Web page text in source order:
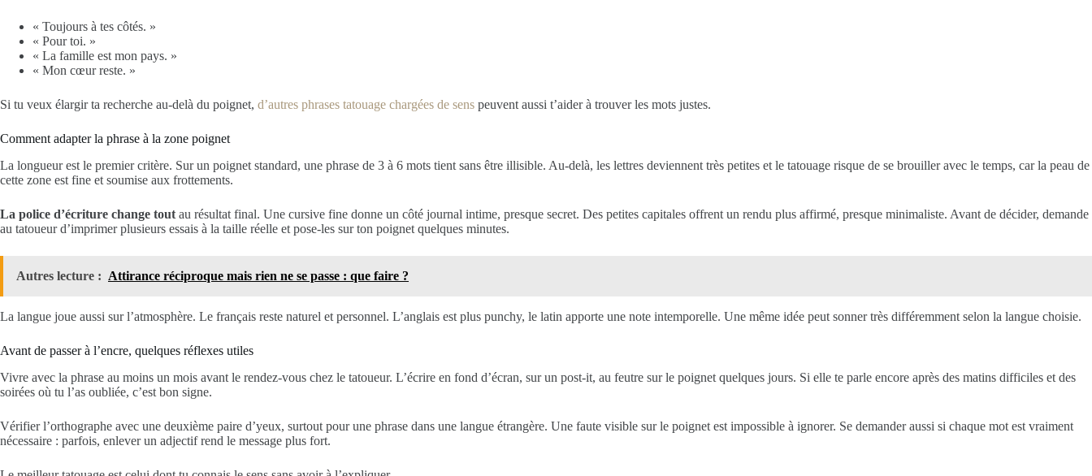
« Toujours à tes côtés. »
« Pour toi. »
« La famille est mon pays. »
« Mon cœur reste. »
Si tu veux élargir ta recherche au-delà du poignet, d’autres phrases tatouage chargées de sens peuvent aussi t’aider à trouver les mots justes.
Comment adapter la phrase à la zone poignet
La longueur est le premier critère. Sur un poignet standard, une phrase de 3 à 6 mots tient sans être illisible. Au-delà, les lettres deviennent très petites et le tatouage risque de se brouiller avec le temps, car la peau de
cette zone est fine et soumise aux frottements.
La police d’écriture change tout au résultat final. Une cursive fine donne un côté journal intime, presque secret. Des petites capitales offrent un rendu plus affirmé, presque minimaliste. Avant de décider, demande
au tatoueur d’imprimer plusieurs essais à la taille réelle et pose-les sur ton poignet quelques minutes.
Autres lecture : Attirance réciproque mais rien ne se passe : que faire ?
La langue joue aussi sur l’atmosphère. Le français reste naturel et personnel. L’anglais est plus punchy, le latin apporte une note intemporelle. Une même idée peut sonner très différemment selon la langue choisie.
Avant de passer à l’encre, quelques réflexes utiles
Vivre avec la phrase au moins un mois avant le rendez-vous chez le tatoueur. L’écrire en fond d’écran, sur un post-it, au feutre sur le poignet quelques jours. Si elle te parle encore après des matins difficiles et des
soirées où tu l’as oubliée, c’est bon signe.
Vérifier l’orthographe avec une deuxième paire d’yeux, surtout pour une phrase dans une langue étrangère. Une faute visible sur le poignet est impossible à ignorer. Se demander aussi si chaque mot est vraiment
nécessaire : parfois, enlever un adjectif rend le message plus fort.